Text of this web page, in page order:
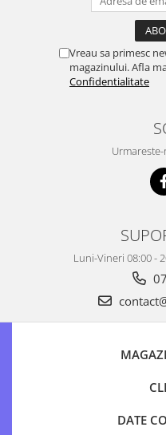
Masini de maturat si
Masini de tuns iarba
Accesorii pentru masini de
Masini de tuns iarba/gazon
Accesorii pentru irigatii
Pompe de apa de suprafata
Pompe submersibile
Compresoare aer
Echipamente industriale de
brichetare / peletizare
Echipamente pentru
Vreau sa primesc
magazinului. Afla
Confidentialitate
Luni-Vineri 08:00 -
DATE